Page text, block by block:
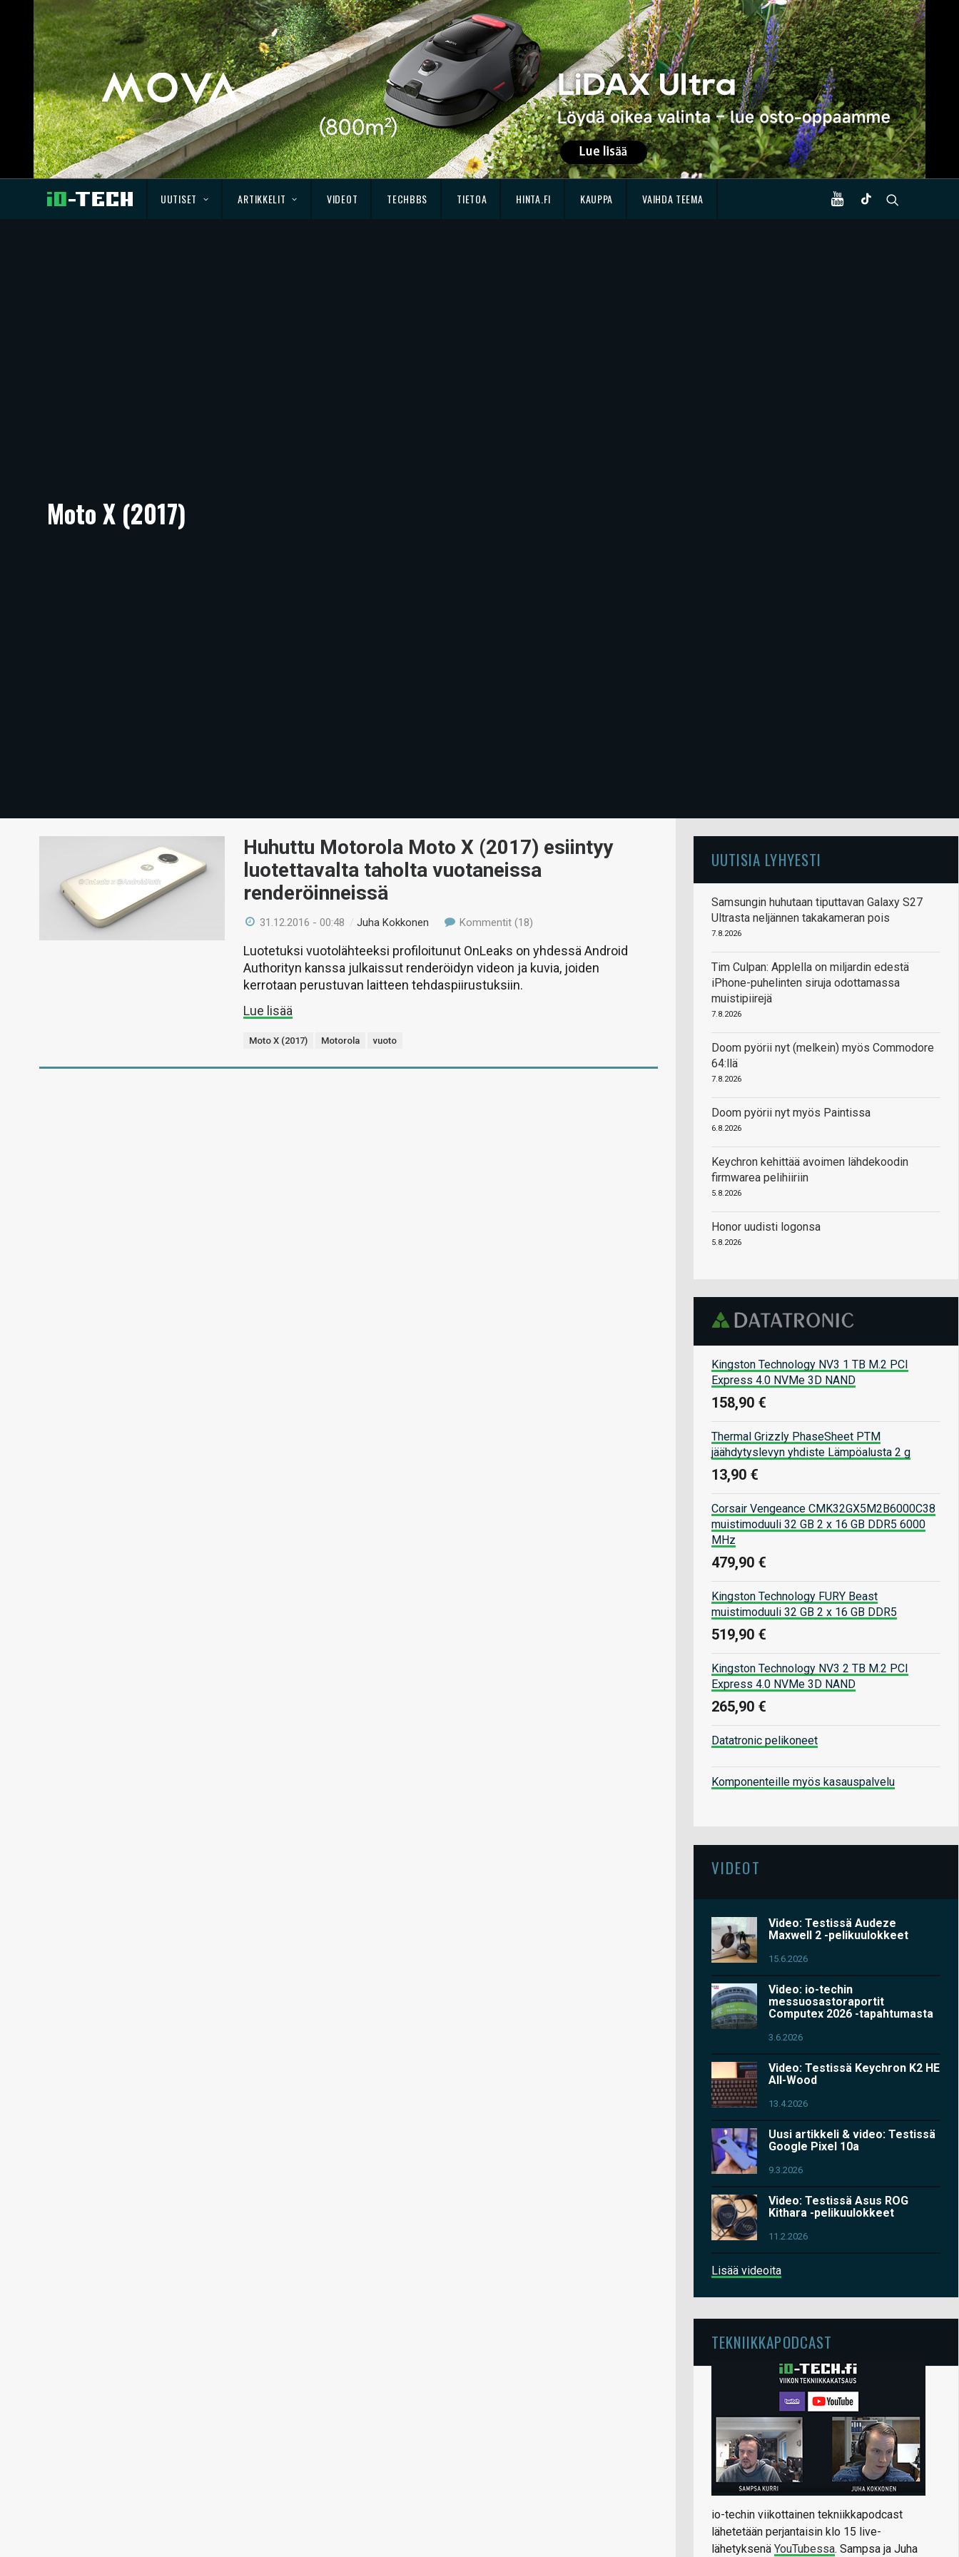
UUTISET ARTIKKELIT VIDEOT TECHBBS TIETOA HINTA.FI KAUPPA VAIHDA TEEMA
Moto X (2017)
Huhuttu Motorola Moto X (2017) esiintyy
luotettavalta taholta vuotaneissa
renderöinneissä
31.12.2016 - 00:48 /Juha Kokkonen Kommentit (18)
Luotetuksi vuotolähteeksi profiloitunut OnLeaks on yhdessä Android
Authorityn kanssa julkaissut renderöidyn videon ja kuvia, joiden
kerrotaan perustuvan laitteen tehdaspiirustuksiin.
Lue lisää
Moto X (2017) Motorola vuoto
UUTISIA LYHYESTI
Samsungin huhutaan tiputtavan Galaxy S27
Ultrasta neljännen takakameran pois
7.8.2026
Tim Culpan: Applella on miljardin edestä
iPhone-puhelinten siruja odottamassa
muistipiirejä
7.8.2026
Doom pyörii nyt (melkein) myös Commodore
64:llä
7.8.2026
Doom pyörii nyt myös Paintissa
6.8.2026
Keychron kehittää avoimen lähdekoodin
firmwarea pelihiiriin
5.8.2026
Honor uudisti logonsa
5.8.2026
Kingston Technology NV3 1 TB M.2 PCI
Express 4.0 NVMe 3D NAND
158,90 €
Thermal Grizzly PhaseSheet PTM
jäähdytyslevyn yhdiste Lämpöalusta 2 g
13,90 €
Corsair Vengeance CMK32GX5M2B6000C38
muistimoduuli 32 GB 2 x 16 GB DDR5 6000
MHz
479,90 €
Kingston Technology FURY Beast
muistimoduuli 32 GB 2 x 16 GB DDR5
519,90 €
Kingston Technology NV3 2 TB M.2 PCI
Express 4.0 NVMe 3D NAND
265,90 €
Datatronic pelikoneet
Komponenteille myös kasauspalvelu
VIDEOT
Video: Testissä Audeze
Maxwell 2 -pelikuulokkeet
15.6.2026
Video: io-techin
messuosastoraportit
Computex 2026 -tapahtumasta
3.6.2026
Video: Testissä Keychron K2 HE
All-Wood
13.4.2026
Uusi artikkeli & video: Testissä
Google Pixel 10a
9.3.2026
Video: Testissä Asus ROG
Kithara -pelikuulokkeet
11.2.2026
Lisää videoita
TEKNIIKKAPODCAST
io-techin viikottainen tekniikkapodcast
lähetetään perjantaisin klo 15 live-
lähetyksenä YouTubessa. Sampsa ja Juha